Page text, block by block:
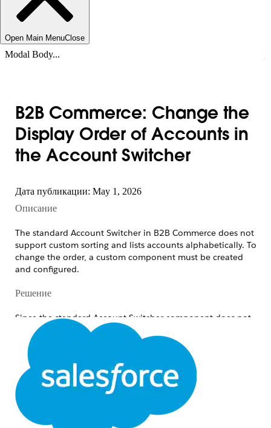
Open Main MenuClose
Modal Body...
B2B Commerce: Change the
Display Order of Accounts in
the Account Switcher
Дата публикации: May 1, 2026
Описание
The standard Account Switcher in B2B Commerce does not
support custom sorting and lists accounts alphabetically. To
change the order, a custom component must be created
and configured.
Решение
Since the standard Account Switcher component does not
provide a built-in feature to edit the display order, you
must implement a custom solution. You can refer to the
b2b-commerce-open-source-components repository on
GitHub as a baseline for your development:
Review the myAccountSwitcherModal code in
b2b-commerce-open-source-components
repository to understand the implementation.